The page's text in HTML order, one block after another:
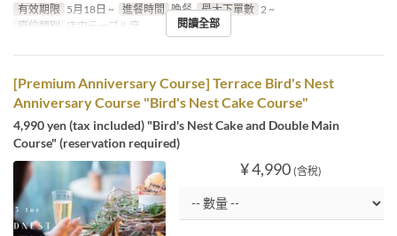
有效期限 5月18日 ~ 進餐時間 晚餐 最大下單數 2 ~
座位類別
店内テーブル席 閱讀全部
[Premium Anniversary Course] Terrace Bird's Nest
Anniversary Course "Bird's Nest Cake Course"
4,990 yen (tax included) "Bird's Nest Cake and Double Main
Course" (reservation required)
¥ 4,990 (含稅)